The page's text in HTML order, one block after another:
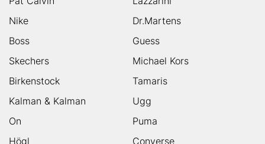
Nike
Dr.Martens
Boss
Guess
Skechers
Michael Kors
Birkenstock
Tamaris
Kalman & Kalman
Ugg
On
Puma
Högl
Converse